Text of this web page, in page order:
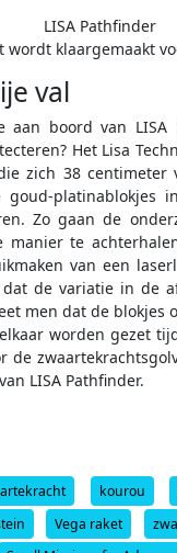
wordt klaargemaakt
val
boord van LISA
Het Lisa
zich 38
Zo gaan de
manier te
van een
de variatie in de
men dat de blokjes
worden gezet
de
LISA Pathfinder.
kourou
Vega raket